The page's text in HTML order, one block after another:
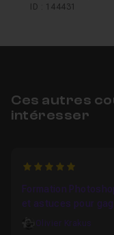
ID : 144431
Ces autres
intéresser
5
Formation
et astuces pour
tempsOlivier Krakus